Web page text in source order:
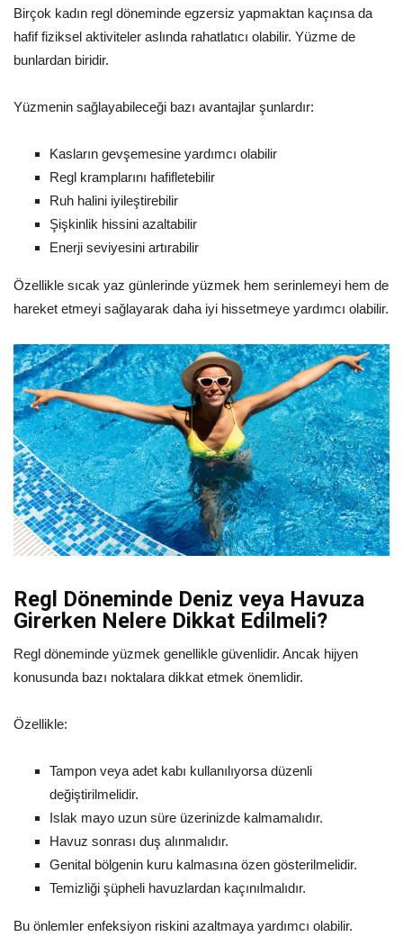
Birçok kadın regl döneminde egzersiz yapmaktan kaçınsa da
hafif fiziksel aktiviteler aslında rahatlatıcı olabilir. Yüzme de
bunlardan biridir.
Yüzmenin sağlayabileceği bazı avantajlar şunlardır:
Kasların gevşemesine yardımcı olabilir
Regl kramplarını hafifletebilir
Ruh halini iyileştirebilir
Şişkinlik hissini azaltabilir
Enerji seviyesini artırabilir
Özellikle sıcak yaz günlerinde yüzmek hem serinlemeyi hem de
hareket etmeyi sağlayarak daha iyi hissetmeye yardımcı olabilir.
Regl Döneminde Deniz veya Havuza
Girerken Nelere Dikkat Edilmeli?
Regl döneminde yüzmek genellikle güvenlidir. Ancak hijyen
konusunda bazı noktalara dikkat etmek önemlidir.
Özellikle:
Tampon veya adet kabı kullanılıyorsa düzenli
değiştirilmelidir.
Islak mayo uzun süre üzerinizde kalmamalıdır.
Havuz sonrası duş alınmalıdır.
Genital bölgenin kuru kalmasına özen gösterilmelidir.
Temizliği şüpheli havuzlardan kaçınılmalıdır.
Bu önlemler enfeksiyon riskini azaltmaya yardımcı olabilir.